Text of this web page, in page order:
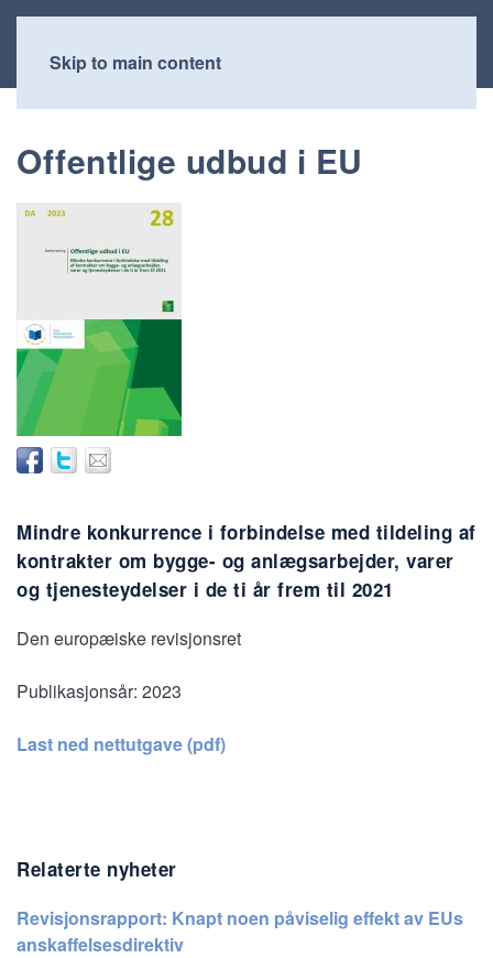
Skip to main content
Offentlige udbud i EU
Mindre konkurrence i forbindelse med tildeling af
kontrakter om bygge- og anlægsarbejder, varer
og tjenesteydelser i de ti år frem til 2021
Den europæiske revisjonsret
Publikasjonsår: 2023
Last ned nettutgave (pdf)
Relaterte nyheter
Revisjonsrapport: Knapt noen påviselig effekt av EUs
anskaffelsesdirektiv